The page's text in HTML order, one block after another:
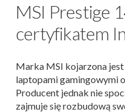
MSI Prestige
certyfikatem
Marka MSI kojarzona
laptopami gamingowymi
Producent jednak nie
zajmuje się rozbudową